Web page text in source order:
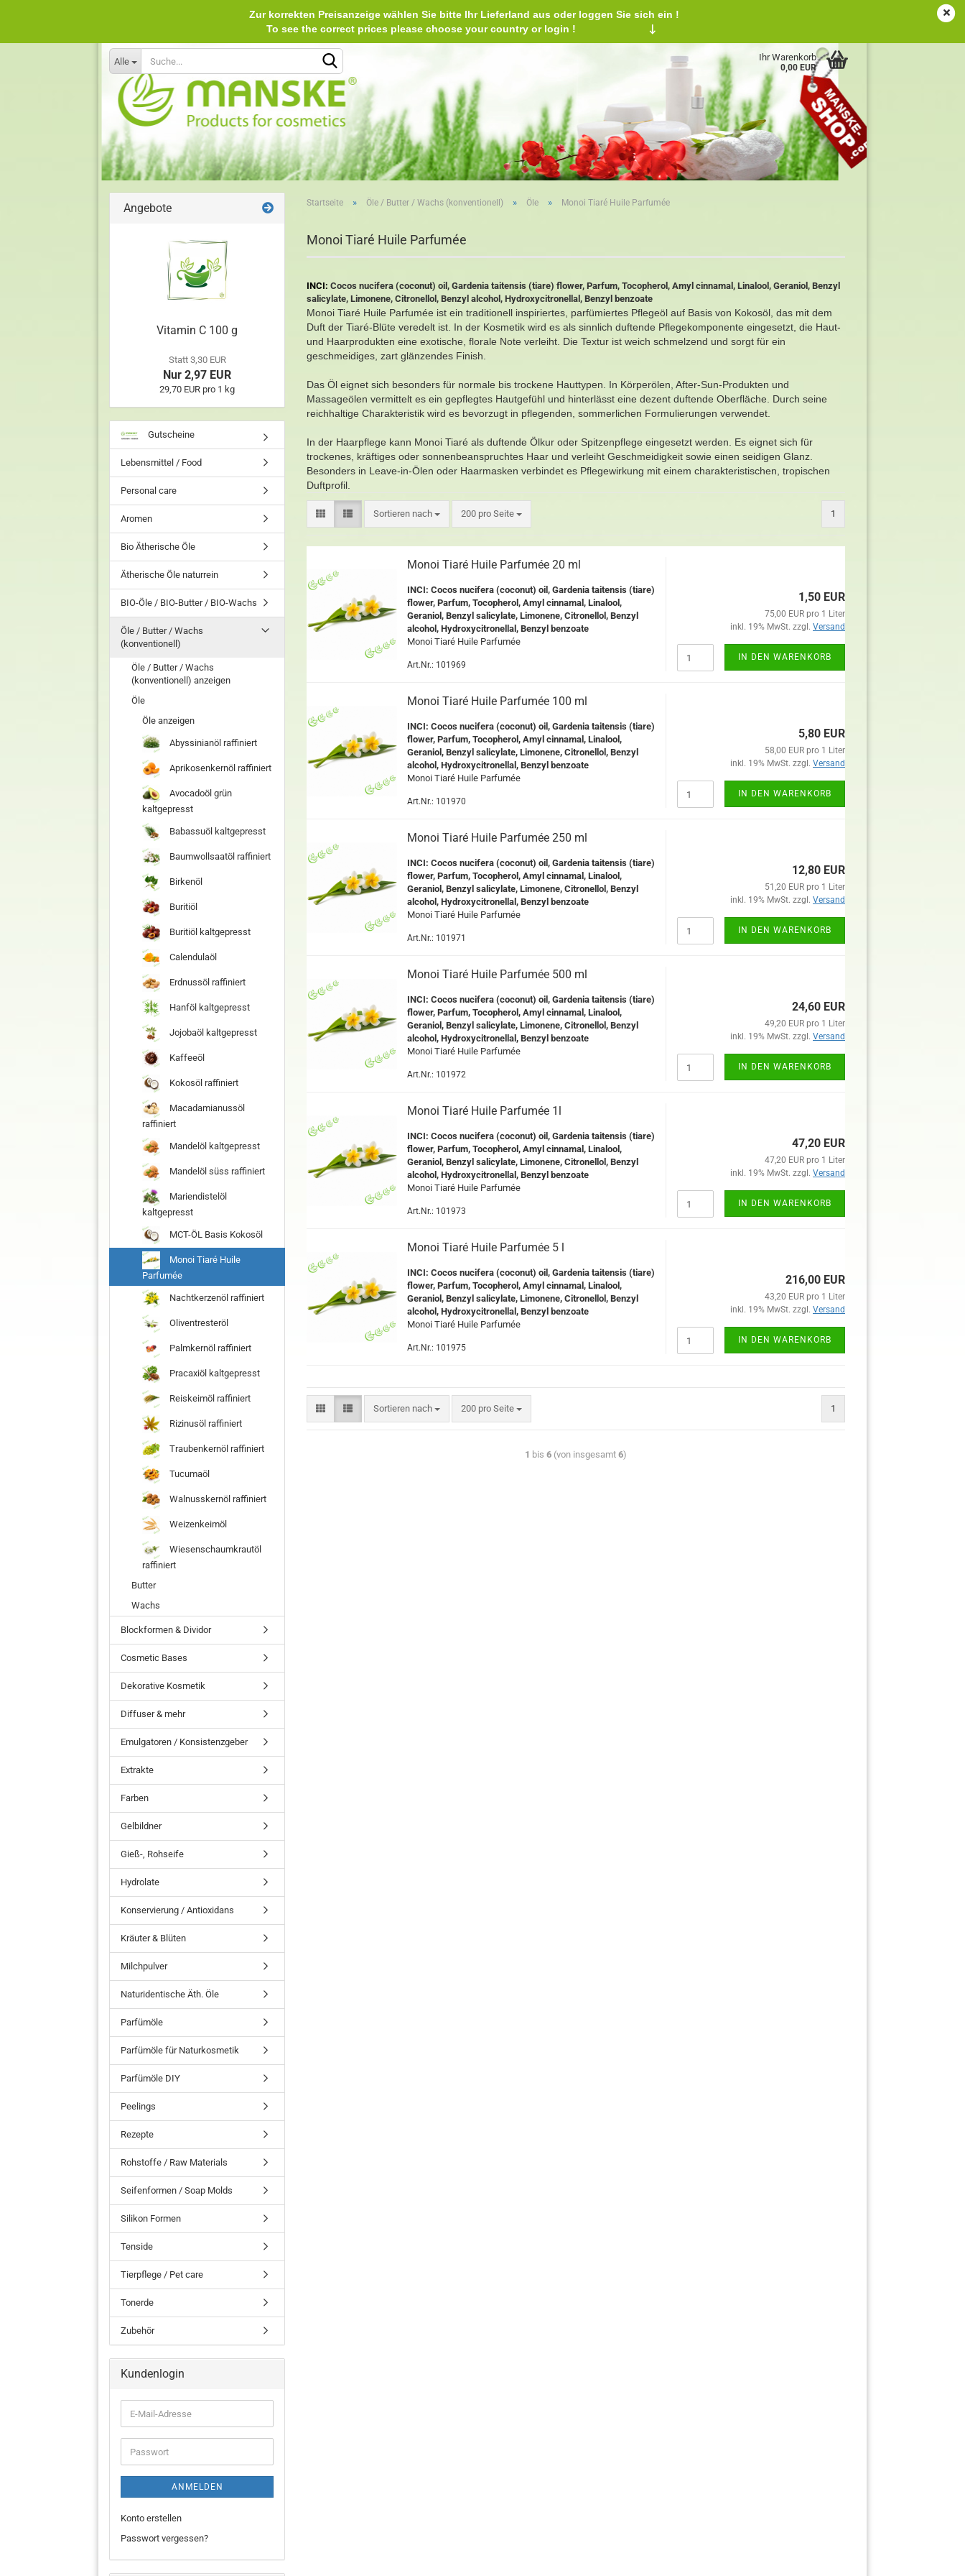
Alle Ihr Warenkorb
0,00 EUR
Zur korrekten Preisanzeige wählen Sie bitte Ihr Lieferland aus oder loggen Sie sich ein !
To see the correct prices please choose your country or login !
↓
Startseite » Öle / Butter / Wachs (konventionell) » Öle » Monoi Tiaré Huile Parfumée
Monoi Tiaré Huile Parfumée
INCI: Cocos nucifera (coconut) oil, Gardenia taitensis (tiare) flower, Parfum, Tocopherol, Amyl cinnamal, Linalool, Geraniol, Benzyl
salicylate, Limonene, Citronellol, Benzyl alcohol, Hydroxycitronellal, Benzyl benzoate
Monoi Tiaré Huile Parfumée ist ein traditionell inspiriertes, parfümiertes Pflegeöl auf Basis von Kokosöl, das mit dem
Duft der Tiaré-Blüte veredelt ist. In der Kosmetik wird es als sinnlich duftende Pflegekomponente eingesetzt, die Haut-
und Haarprodukten eine exotische, florale Note verleiht. Die Textur ist weich schmelzend und sorgt für ein
geschmeidiges, zart glänzendes Finish.
Das Öl eignet sich besonders für normale bis trockene Hauttypen. In Körperölen, After-Sun-Produkten und
Massageölen vermittelt es ein gepflegtes Hautgefühl und hinterlässt eine dezent duftende Oberfläche. Durch seine
reichhaltige Charakteristik wird es bevorzugt in pflegenden, sommerlichen Formulierungen verwendet.
In der Haarpflege kann Monoi Tiaré als duftende Ölkur oder Spitzenpflege eingesetzt werden. Es eignet sich für
trockenes, kräftiges oder sonnenbeanspruchtes Haar und verleiht Geschmeidigkeit sowie einen seidigen Glanz.
Besonders in Leave-in-Ölen oder Haarmasken verbindet es Pflegewirkung mit einem charakteristischen, tropischen
Duftprofil.
Sortieren nach 200 pro Seite 1
Monoi Tiaré Huile Parfumée 20 ml
INCI: Cocos nucifera (coconut) oil, Gardenia taitensis (tiare)
flower, Parfum, Tocopherol, Amyl cinnamal, Linalool,
Geraniol, Benzyl salicylate, Limonene, Citronellol, Benzyl
alcohol, Hydroxycitronellal, Benzyl benzoate
Monoi Tiaré Huile Parfumée
Art.Nr.: 101969
1,50 EUR
75,00 EUR pro 1 Liter
inkl. 19% MwSt. zzgl. Versand
IN DEN WARENKORB
Monoi Tiaré Huile Parfumée 100 ml
INCI: Cocos nucifera (coconut) oil, Gardenia taitensis (tiare)
flower, Parfum, Tocopherol, Amyl cinnamal, Linalool,
Geraniol, Benzyl salicylate, Limonene, Citronellol, Benzyl
alcohol, Hydroxycitronellal, Benzyl benzoate
Monoi Tiaré Huile Parfumée
Art.Nr.: 101970
5,80 EUR
58,00 EUR pro 1 Liter
inkl. 19% MwSt. zzgl. Versand
IN DEN WARENKORB
Monoi Tiaré Huile Parfumée 250 ml
INCI: Cocos nucifera (coconut) oil, Gardenia taitensis (tiare)
flower, Parfum, Tocopherol, Amyl cinnamal, Linalool,
Geraniol, Benzyl salicylate, Limonene, Citronellol, Benzyl
alcohol, Hydroxycitronellal, Benzyl benzoate
Monoi Tiaré Huile Parfumée
Art.Nr.: 101971
12,80 EUR
51,20 EUR pro 1 Liter
inkl. 19% MwSt. zzgl. Versand
IN DEN WARENKORB
Monoi Tiaré Huile Parfumée 500 ml
INCI: Cocos nucifera (coconut) oil, Gardenia taitensis (tiare)
flower, Parfum, Tocopherol, Amyl cinnamal, Linalool,
Geraniol, Benzyl salicylate, Limonene, Citronellol, Benzyl
alcohol, Hydroxycitronellal, Benzyl benzoate
Monoi Tiaré Huile Parfumée
Art.Nr.: 101972
24,60 EUR
49,20 EUR pro 1 Liter
inkl. 19% MwSt. zzgl. Versand
IN DEN WARENKORB
Monoi Tiaré Huile Parfumée 1l
INCI: Cocos nucifera (coconut) oil, Gardenia taitensis (tiare)
flower, Parfum, Tocopherol, Amyl cinnamal, Linalool,
Geraniol, Benzyl salicylate, Limonene, Citronellol, Benzyl
alcohol, Hydroxycitronellal, Benzyl benzoate
Monoi Tiaré Huile Parfumée
Art.Nr.: 101973
47,20 EUR
47,20 EUR pro 1 Liter
inkl. 19% MwSt. zzgl. Versand
IN DEN WARENKORB
Monoi Tiaré Huile Parfumée 5 l
INCI: Cocos nucifera (coconut) oil, Gardenia taitensis (tiare)
flower, Parfum, Tocopherol, Amyl cinnamal, Linalool,
Geraniol, Benzyl salicylate, Limonene, Citronellol, Benzyl
alcohol, Hydroxycitronellal, Benzyl benzoate
Monoi Tiaré Huile Parfumée
Art.Nr.: 101975
216,00 EUR
43,20 EUR pro 1 Liter
inkl. 19% MwSt. zzgl. Versand
IN DEN WARENKORB
Sortieren nach 200 pro Seite 1
1 bis 6 (von insgesamt 6)
Angebote
Vitamin C 100 g
Statt 3,30 EUR
Nur 2,97 EUR
29,70 EUR pro 1 kg
Gutscheine
Lebensmittel / Food
Personal care
Aromen
Bio Ätherische Öle
Ätherische Öle naturrein
BIO-Öle / BIO-Butter / BIO-Wachs
Öle / Butter / Wachs
(konventionell)
Öle / Butter / Wachs
(konventionell) anzeigen
Öle
Öle anzeigen
Abyssinianöl raffiniert
Aprikosenkernöl raffiniert
Avocadoöl grün
kaltgepresst
Babassuöl kaltgepresst
Baumwollsaatöl raffiniert
Birkenöl
Buritiöl
Buritiöl kaltgepresst
Calendulaöl
Erdnussöl raffiniert
Hanföl kaltgepresst
Jojobaöl kaltgepresst
Kaffeeöl
Kokosöl raffiniert
Macadamianussöl
raffiniert
Mandelöl kaltgepresst
Mandelöl süss raffiniert
Mariendistelöl
kaltgepresst
MCT-ÖL Basis Kokosöl
Monoi Tiaré Huile
Parfumée
Nachtkerzenöl raffiniert
Oliventresteröl
Palmkernöl raffiniert
Pracaxiöl kaltgepresst
Reiskeimöl raffiniert
Rizinusöl raffiniert
Traubenkernöl raffiniert
Tucumaöl
Walnusskernöl raffiniert
Weizenkeimöl
Wiesenschaumkrautöl
raffiniert
Butter
Wachs
Blockformen & Dividor
Cosmetic Bases
Dekorative Kosmetik
Diffuser & mehr
Emulgatoren / Konsistenzgeber
Extrakte
Farben
Gelbildner
Gieß-, Rohseife
Hydrolate
Konservierung / Antioxidans
Kräuter & Blüten
Milchpulver
Naturidentische Äth. Öle
Parfümöle
Parfümöle für Naturkosmetik
Parfümöle DIY
Peelings
Rezepte
Rohstoffe / Raw Materials
Seifenformen / Soap Molds
Silikon Formen
Tenside
Tierpflege / Pet care
Tonerde
Zubehör
Kundenlogin
ANMELDEN
Konto erstellen
Passwort vergessen?